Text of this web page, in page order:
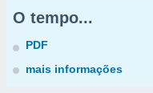
O tempo...
PDF
mais informações